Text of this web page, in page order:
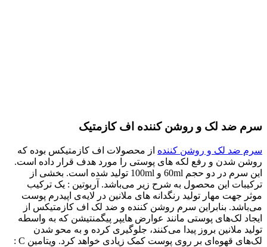
سرم ضد لک و روشن کننده اف کازمتیک
سرم ضد لک و روشن کننده از محصولات اف کازمتیکس بوده که
روشن شدن و رفع لکه‌ های پوستی را مورد هدف قرار داده است.
این سرم در دو حجم 60ml و 100ml تولید شده است. بخشی از
ترکیبات این محصول به شرح زیر می‌باشد. آربوتین : یک ترکیب
موثر جهت مهار تولید رنگدانه‌ های ملانین در لایه‌ی اپیدرم پوست
می‌باشد. بنابراین سرم روشن کننده و ضد لک اف کازمتیکس از
ایجاد لک‌های پوستی مانند عوارض هایپر پیگمنتیشن که به واسطه
تولید ملانین بروز پیدا می‌کنند، جلوگیری کرده و به محو شدن
لک‌های قهوه‌ای بر روی پوست کمک زیادی خواهد کرد. ویتامین C :